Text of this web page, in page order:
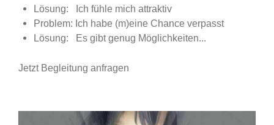
Lösung: Ich fühle mich attraktiv
Problem: Ich habe (m)eine Chance verpasst
Lösung: Es gibt genug Möglichkeiten...
Jetzt Begleitung anfragen